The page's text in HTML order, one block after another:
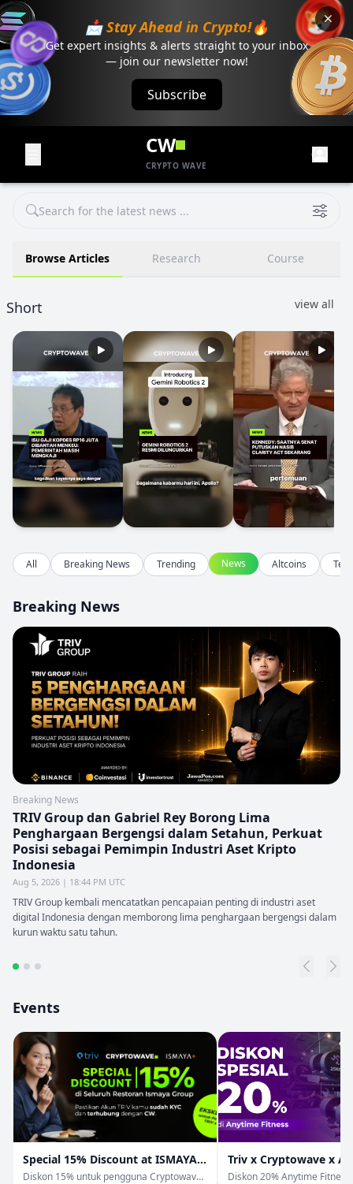
📩 Stay Ahead in Crypto!🔥
Get expert insights & alerts straight to your inbox
— join our newsletter now!
Subscribe
CW
CRYPTO WAVE
Browse Articles Research Course
Short view all
All Breaking News Trending News Altcoins
Breaking News
Breaking News
TRIV Group dan Gabriel Rey Borong Lima
Penghargaan Bergengsi dalam Setahun, Perkuat
Posisi sebagai Pemimpin Industri Aset Kripto
Indonesia
Aug 5, 2026 | 18:44 PM UTC
TRIV Group kembali mencatatkan pencapaian penting di industri aset
digital Indonesia dengan memborong lima penghargaan bergengsi dalam
kurun waktu satu tahun.
Events
Special 15% Discount at ISMAYA
Group
Diskon 15% untuk pengguna Cryptowave
Triv x Cryptowave x
Fitness
Diskon 20% Anytime